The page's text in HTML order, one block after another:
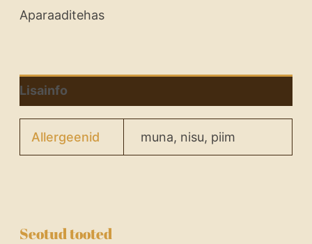
Aparaaditehas
Lisainfo
Allergeenid muna, nisu, piim
Seotud tooted